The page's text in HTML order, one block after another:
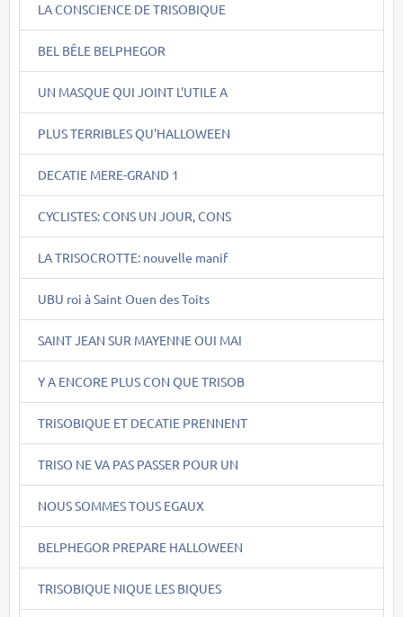
LA CONSCIENCE DE TRISOBIQUE
BEL BÊLE BELPHEGOR
UN MASQUE QUI JOINT L'UTILE A
PLUS TERRIBLES QU'HALLOWEEN
DECATIE MERE-GRAND 1
CYCLISTES: CONS UN JOUR, CONS
LA TRISOCROTTE: nouvelle manif
UBU roi à Saint Ouen des Toits
SAINT JEAN SUR MAYENNE OUI MAI
Y A ENCORE PLUS CON QUE TRISOB
TRISOBIQUE ET DECATIE PRENNENT
TRISO NE VA PAS PASSER POUR UN
NOUS SOMMES TOUS EGAUX
BELPHEGOR PREPARE HALLOWEEN
TRISOBIQUE NIQUE LES BIQUES